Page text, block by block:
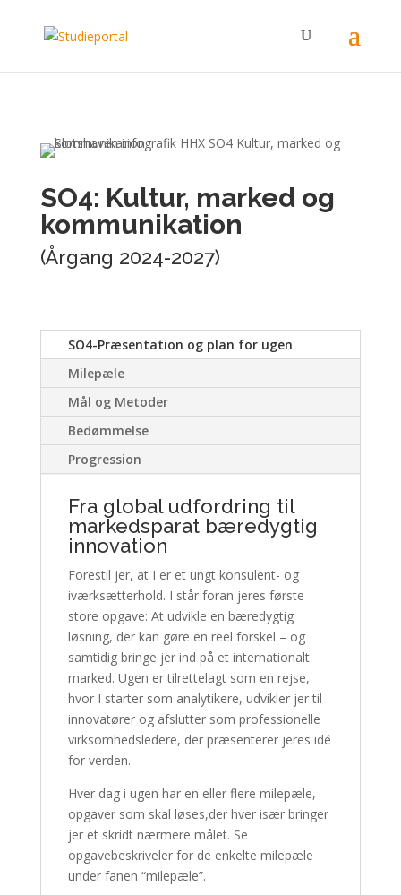
SO4: Kultur, marked og
kommunikation
(Årgang 2024-2027)
SO4-Præsentation og plan for ugen
Milepæle
Mål og Metoder
Bedømmelse
Progression
Fra global udfordring til
markedsparat bæredygtig
innovation
Forestil jer, at I er et ungt konsulent- og
iværksætterhold. I står foran jeres første
store opgave: At udvikle en bæredygtig
løsning, der kan gøre en reel forskel – og
samtidig bringe jer ind på et internationalt
marked. Ugen er tilrettelagt som en rejse,
hvor I starter som analytikere, udvikler jer til
innovatører og afslutter som professionelle
virksomhedsledere, der præsenterer jeres idé
for verden.
Hver dag i ugen har en eller flere milepæle,
opgaver som skal løses,der hver især bringer
jer et skridt nærmere målet. Se
opgavebeskriveler for de enkelte milepæle
under fanen “milepæle”.